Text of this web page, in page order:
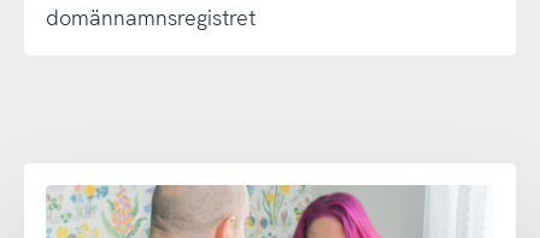
domännamnsregistret